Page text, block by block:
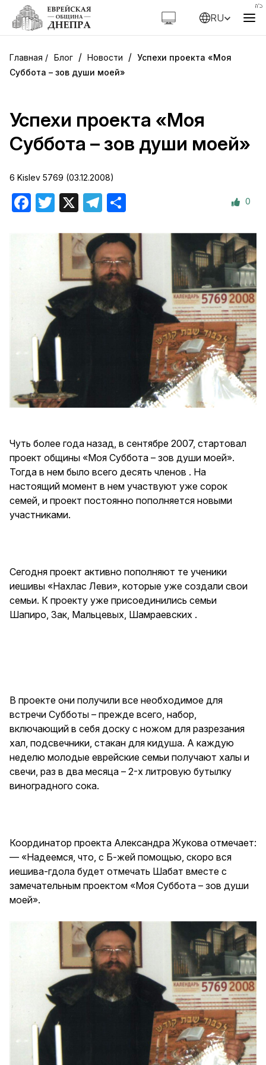
RU
Блог / Новости / Успехи проекта «Моя
Суббота – зов души моей»
Успехи проекта «Моя
Суббота – зов души моей»
6 Kislev 5769 (03.12.2008)
Facebook
Twitter Telegram 0
Чуть более года назад, в сентябре 2007, стартовал
проект общины «Моя Суббота – зов души моей».
Тогда в нем было всего десять членов . На
настоящий момент в нем участвуют уже сорок
семей, и проект постоянно пополняется новыми
участниками.
Сегодня проект активно пополняют те ученики
иешивы «Нахлас Леви», которые уже создали свои
семьи. К проекту уже присоединились семьи
Шапиро, Зак, Мальцевых, Шамраевских .
В проекте они получили все необходимое для
встречи Субботы – прежде всего, набор,
включающий в себя доску с ножом для разрезания
хал, подсвечники, стакан для кидуша. А каждую
неделю молодые еврейские семьи получают халы и
свечи, раз в два месяца – 2-х литровую бутылку
виноградного сока.
Координатор проекта Александра Жукова отмечает:
— «Надеемся, что, с Б-жей помощью, скоро вся
иешива-гдола будет отмечать Шабат вместе с
замечательным проектом «Моя Суббота – зов души
моей».